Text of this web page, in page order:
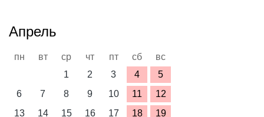
Апрель
пн вт ср чт пт сб
вс
1
2 3 4
5
6
7 8 9 10 11
12
13
14 15 16 17 18
19